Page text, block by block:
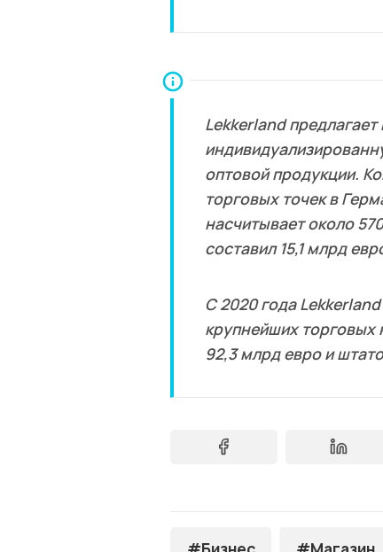
Lekkerland
оптовой продукции.
торговых точек в
насчитывает около
составил 15,1 млрд
С 2020 года Lekkerland
крупнейших
92,3 млрд евро и